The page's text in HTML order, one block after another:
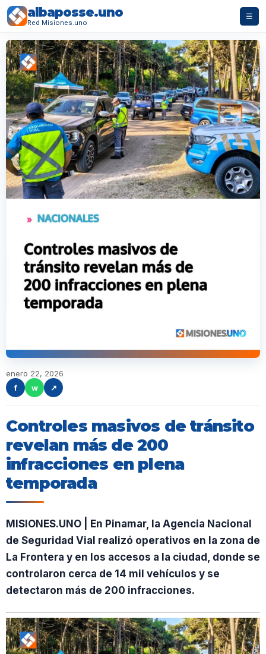
albaposse.uno
Red Misiones.uno
☰
enero 22, 2026
f
w ↗
Controles masivos de tránsito
revelan más de 200
infracciones en plena
temporada
MISIONES.UNO | En Pinamar, la Agencia Nacional
de Seguridad Vial realizó operativos en la zona de
La Frontera y en los accesos a la ciudad, donde se
controlaron cerca de 14 mil vehículos y se
detectaron más de 200 infracciones.